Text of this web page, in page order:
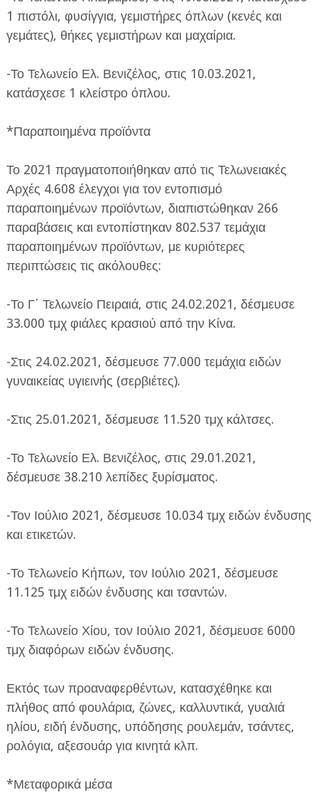
1 πιστόλι, φυσίγγια, γεμιστήρες όπλων (κενές και
γεμάτες), θήκες γεμιστήρων και μαχαίρια.
-Το Τελωνείο Ελ. Βενιζέλος, στις 10.03.2021,
κατάσχεσε 1 κλείστρο όπλου.
*Παραποιημένα προϊόντα
Το 2021 πραγματοποιήθηκαν από τις Τελωνειακές
Αρχές 4.608 έλεγχοι για τον εντοπισμό
παραποιημένων προϊόντων, διαπιστώθηκαν 266
παραβάσεις και εντοπίστηκαν 802.537 τεμάχια
παραποιημένων προϊόντων, με κυριότερες
περιπτώσεις τις ακόλουθες:
-Το Γ΄ Τελωνείο Πειραιά, στις 24.02.2021, δέσμευσε
33.000 τμχ φιάλες κρασιού από την Κίνα.
-Στις 24.02.2021, δέσμευσε 77.000 τεμάχια ειδών
γυναικείας υγιεινής (σερβιέτες).
-Στις 25.01.2021, δέσμευσε 11.520 τμχ κάλτσες.
-Το Τελωνείο Ελ. Βενιζέλος, στις 29.01.2021,
δέσμευσε 38.210 λεπίδες ξυρίσματος.
-Τον Ιούλιο 2021, δέσμευσε 10.034 τμχ ειδών ένδυσης
και ετικετών.
-Το Τελωνείο Κήπων, τον Ιούλιο 2021, δέσμευσε
11.125 τμχ ειδών ένδυσης και τσαντών.
-Το Τελωνείο Χίου, τον Ιούλιο 2021, δέσμευσε 6000
τμχ διαφόρων ειδών ένδυσης.
Εκτός των προαναφερθέντων, κατασχέθηκε και
πλήθος από φουλάρια, ζώνες, καλλυντικά, γυαλιά
ηλίου, ειδή ένδυσης, υπόδησης ρουλεμάν, τσάντες,
ρολόγια, αξεσουάρ για κινητά κλπ.
*Μεταφορικά μέσα